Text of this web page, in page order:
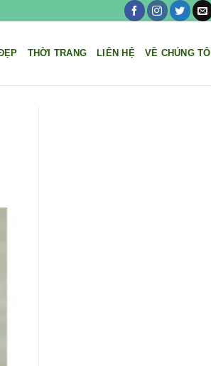
THỜI TRANG LIÊN HỆ VỀ CHÚNG TÔI